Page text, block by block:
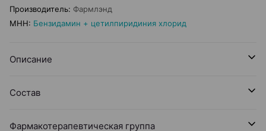
Производитель: Фармлэнд
МНН: Бензидамин + цетилпиридиния хлорид
Описание
Состав
Фармакотерапевтическая группа